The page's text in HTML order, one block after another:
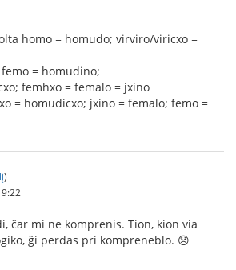
homo = homudo; virviro/viricxo =
= homudino;
femhxo = femalo = jxino
= homudicxo; jxino = femalo; femo =
)
ĉar mi ne komprenis. Tion, kion via
ĝi perdas pri kompreneblo. 😞